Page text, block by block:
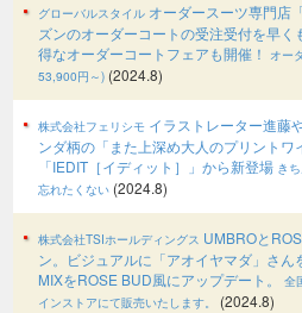
グローバルスタイル オーダースーツ専門店
ズンのオーダーコートの受注受付を早
得なオーダーコートフェアも開催！ オー
53,900円～) (2024.8)
株式会社フェリシモ イラストレーター進藤
ンダ柄の「また上深め大人のプリントワ
「IEDIT［イディット］」から新登場 き
忘れたくない (2024.8)
株式会社TSIホールディングス UMBROと
ン。ビジュアルに「アオイヤマダ」さ
MIXをROSE BUD風にアップデート。 全
インストアにて販売いたします。
(2024.8)